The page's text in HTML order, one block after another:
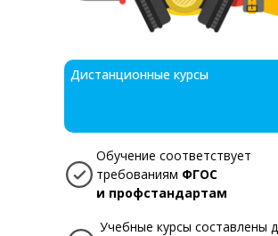
Обучение соответствует
требованиям ФГОС
и профстандартам
Учебные курсы составлены
Дистанционные курсы